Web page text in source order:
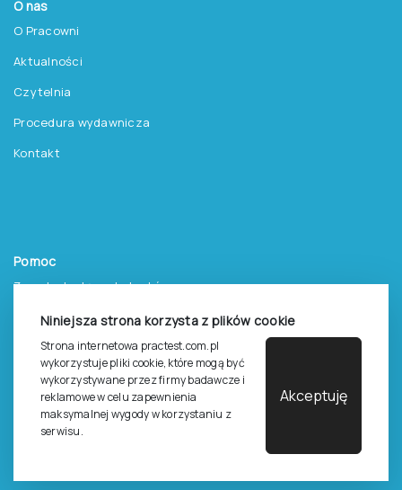
Niniejsza strona korzysta z plików cookie
Strona internetowa practest.com.pl
wykorzystuje pliki cookie, które mogą być
wykorzystywane przez firmy badawcze i
reklamowe w celu zapewnienia
maksymalnej wygody w korzystaniu z
serwisu.
Akceptuję
O nas
O Pracowni
Aktualności
Czytelnia
Procedura wydawnicza
Kontakt
Pomoc
Zasady dostępu do testów
Zasady sprzedaży testów i książek
Zasady sprzedaży e-testów
Cennik i katalog
Zasady zapisów na szkolenia
Dla studentów i doktorantów